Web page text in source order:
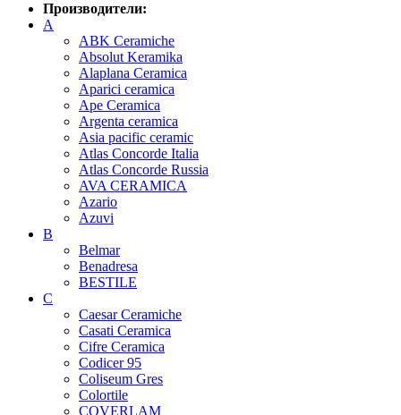
Производители:
A
ABK Ceramiche
Absolut Keramika
Alaplana Ceramica
Aparici ceramica
Ape Ceramica
Argenta ceramica
Asia pacific ceramic
Atlas Concorde Italia
Atlas Concorde Russia
AVA CERAMICA
Azario
Azuvi
B
Belmar
Benadresa
BESTILE
C
Caesar Ceramiche
Casati Ceramica
Cifre Ceramica
Codicer 95
Coliseum Gres
Colortile
COVERLAM